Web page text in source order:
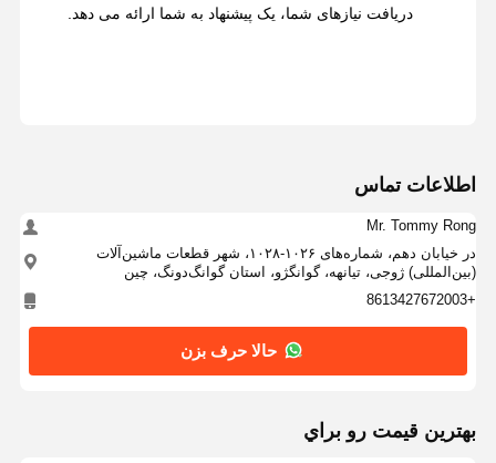
دریافت نیازهای شما، یک پیشنهاد به شما ارائه می دهد.
اطلاعات تماس
Mr. Tommy Rong
در خیابان دهم، شماره‌های ۱۰۲۶-۱۰۲۸، شهر قطعات ماشین‌آلات
(بین‌المللی) ژوجی، تیانهه، گوانگژو، استان گوانگ‌دونگ، چین
+8613427672003
حالا حرف بزن
بهترين قيمت رو براي